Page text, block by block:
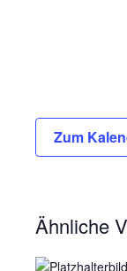
Zum
Ähnliche